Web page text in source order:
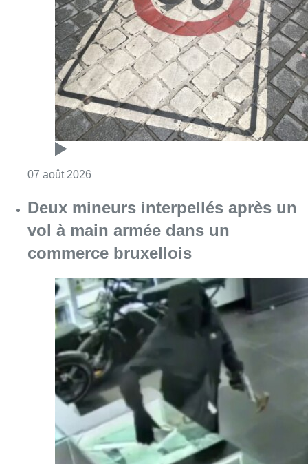
07 août 2026
Deux mineurs interpellés après un
vol à main armée dans un
commerce bruxellois